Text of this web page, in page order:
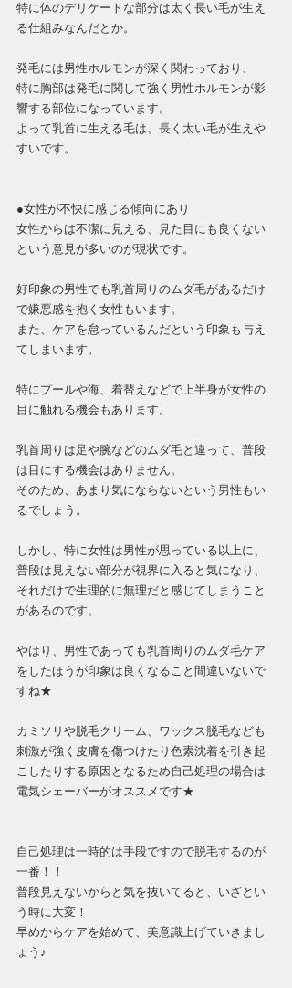
特に体のデリケートな部分は太く長い毛が生え
る仕組みなんだとか。
発毛には男性ホルモンが深く関わっており、
特に胸部は発毛に関して強く男性ホルモンが影
響する部位になっています。
よって乳首に生える毛は、長く太い毛が生えや
すいです。
●女性が不快に感じる傾向にあり
女性からは不潔に見える、見た目にも良くない
という意見が多いのが現状です。
好印象の男性でも乳首周りのムダ毛があるだけ
で嫌悪感を抱く女性もいます。
また、ケアを怠っているんだという印象も与え
てしまいます。
特にプールや海、着替えなどで上半身が女性の
目に触れる機会もあります。
乳首周りは足や腕などのムダ毛と違って、普段
は目にする機会はありません。
そのため、あまり気にならないという男性もい
るでしょう。
しかし、特に女性は男性が思っている以上に、
普段は見えない部分が視界に入ると気になり、
それだけで生理的に無理だと感じてしまうこと
があるのです。
やはり、男性であっても乳首周りのムダ毛ケア
をしたほうが印象は良くなること間違いないで
すね★
カミソリや脱毛クリーム、ワックス脱毛なども
刺激が強く皮膚を傷つけたり色素沈着を引き起
こしたりする原因となるため自己処理の場合は
電気シェーバーがオススメです★
自己処理は一時的は手段ですので脱毛するのが
一番！！
普段見えないからと気を抜いてると、いざとい
う時に大変！
早めからケアを始めて、美意識上げていきまし
ょう♪